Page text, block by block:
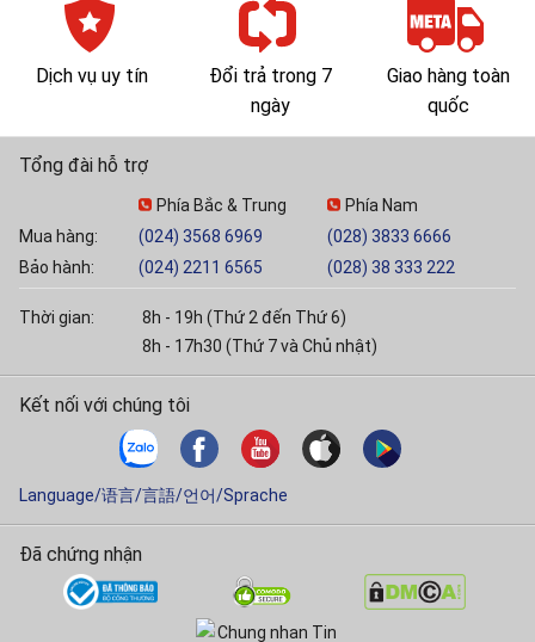
Dịch vụ uy tín
Đổi trả trong 7
ngày
Giao hàng toàn
quốc
Tổng đài hỗ trợ
Mua hàng:
Bảo hành:
Phía Bắc & Trung
(024) 3568 6969
(024) 2211 6565
Phía Nam
(028) 3833 6666
(028) 38 333 222
Thời gian:
8h - 19h (Thứ 2 đến Thứ 6)
8h - 17h30 (Thứ 7 và Chủ nhật)
Kết nối với chúng tôi
Language/语言/言語/언어/Sprache
Đã chứng nhận